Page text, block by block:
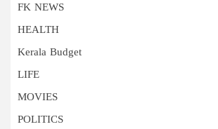
FK NEWS
HEALTH
Kerala Budget
LIFE
MOVIES
POLITICS